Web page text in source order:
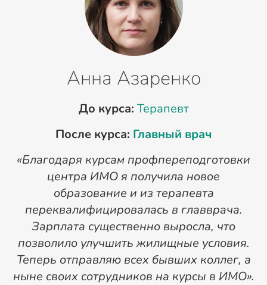
Анна Азаренко
До курса: Терапевт
После курса: Главный врач
«Благодаря курсам профпереподготовки
центра ИМО я получила новое
образование и из терапевта
переквалифицировалась в главврача.
Зарплата существенно выросла, что
позволило улучшить жилищные условия.
Теперь отправляю всех бывших коллег, а
ныне своих сотрудников на курсы в ИМО».